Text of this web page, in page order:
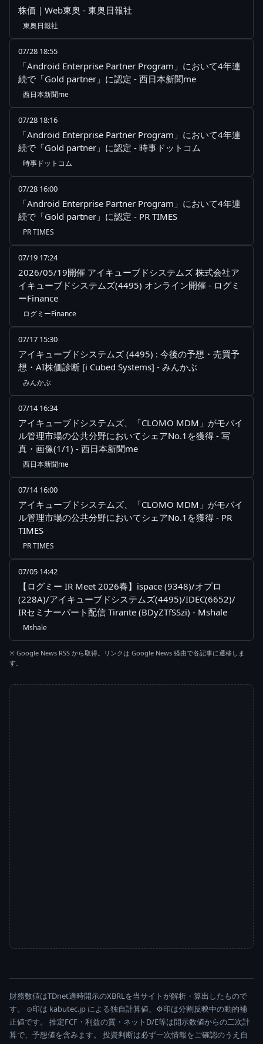
株価｜Web東奥 - 東奥日報社
東奥日報社
07/28 18:55
「Android Enterprise Partner Program」において4年連
続で「Gold partner」に認定 - 西日本新聞me
西日本新聞me
07/28 18:16
「Android Enterprise Partner Program」において4年連
続で「Gold partner」に認定 - 時事ドットコム
時事ドットコム
07/28 16:00
「Android Enterprise Partner Program」において4年連
続で「Gold partner」に認定 - PR TIMES
PR TIMES
07/19 17:24
2026/05/19開催 アイキューブドシステムズ 株式会社ア
イキューブドシステムズ(4495) オンライン開催 - ログミ
ーFinance
ログミーFinance
07/17 15:30
アイキューブドシステムズ (4495) : 今後の予想・売買予
想・AI株価診断 [i Cubed Systems] - みんかぶ
みんかぶ
07/14 16:34
アイキューブドシステムズ、「CLOMO MDM」がモバイ
ル管理市場の公共分野においてシェアNo.1を獲得 - 写
真・画像(1/1) - 西日本新聞me
西日本新聞me
07/14 16:00
アイキューブドシステムズ、「CLOMO MDM」がモバイ
ル管理市場の公共分野においてシェアNo.1を獲得 - PR
TIMES
PR TIMES
07/05 14:42
【ログミー IR Meet 2026春】ispace (9348)/オプロ
(228A)/アイキューブドシステムズ(4495)/IDEC(6652)/
IRセミナーパート配信 Tirante (BDyZTfSSzi) - Mshale
Mshale
※ Google News RSS から取得。リンクは Google News 経由で各記事に遷移しま
す。
財務数値はTDnet適時開示のXBRLを当サイトが解析・算出したもので
す。 ⊙印は kabutec.jp による独自計算値、⚙印は分割反映中の動的補
正値です。 推定FCF・利益の質・ネットD/E等は開示数値からの二次計
算で、予想値を含みます。 投資判断は必ず一次情報をご確認のうえ自